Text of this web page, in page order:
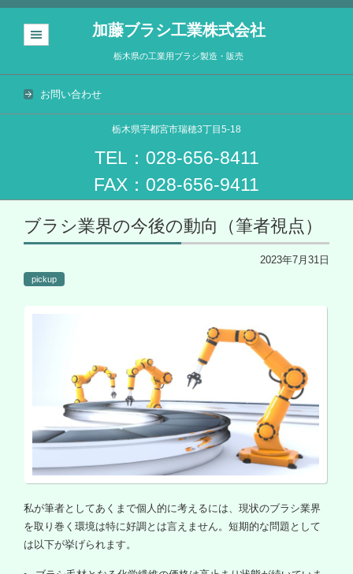
加藤ブラシ工業株式会社
栃木県の工業用ブラシ製造・販売
お問い合わせ
栃木県宇都宮市瑞穂3丁目5-18
TEL：028-656-8411
FAX：028-656-9411
コンテンツに移動
ブラシ業界の今後の動向（筆者視点）
2023年7月31日
pickup
私が筆者としてあくまで個人的に考えるには、現状のブラシ業界
を取り巻く環境は特に好調とは言えません。短期的な問題として
は以下が挙げられます。